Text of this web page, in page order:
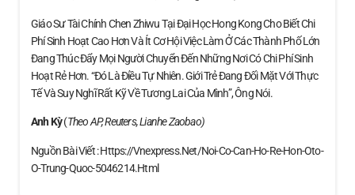
Giáo Sư Tài Chính Chen Zhiwu Tại Đại Học Hong Kong Cho Biết Chi
Phí Sinh Hoạt Cao Hơn Và Ít Cơ Hội Việc Làm Ở Các Thành Phố Lớn
Đang Thúc Đẩy Mọi Người Chuyển Đến Những Nơi Có Chi Phí Sinh
Hoạt Rẻ Hơn. “Đó Là Điều Tự Nhiên. Giới Trẻ Đang Đối Mặt Với Thực
Tế Và Suy Nghĩ Rất Kỹ Về Tương Lai Của Mình”, Ông Nói.
Anh Kỳ(Theo AP, Reuters, Lianhe Zaobao)
Nguồn Bài Viết : Https://vnexpress.net/noi-Co-Can-Ho-Re-Hon-Oto-
O-Trung-Quoc-5046214.html